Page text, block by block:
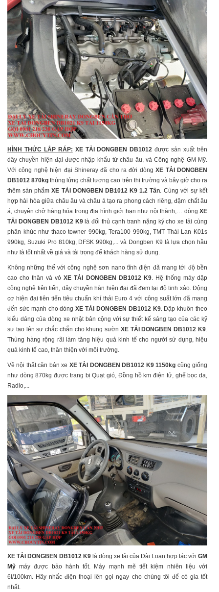
HÌNH THỨC LẮP RÁP: XE TẢI DONGBEN DB1012 được sản xuất trên
dây chuyền hiện đại được nhập khẩu từ châu âu, và Công nghệ GM Mỹ.
Với công nghệ hiện đại Shineray đã cho ra đời dòngXE TẢI DONGBEN
DB1012 870kg thùng lửng chất lượng cao trên thị trường và bây giờ cho ra
thêm sản phẩmXE TẢI DONGBEN DB1012 K9 1.2 Tấn. Cùng với sự kết
hợp hài hòa giữa châu âu và châu á tạo ra phong cách riêng, đậm chất âu
á, chuyên chở hàng hóa trong địa hình giới hạn như nội thành,… dòng XE
TẢI DONGBEN DB1012 K9là đối thủ cạnh tranh nặng ký cho xe tải cùng
phân khúc như thaco towner 990kg, Tera100 990kg, TMT Thái Lan K01s
990kg, Suzuki Pro 810kg, DFSK 990kg,... và Dongben K9 là lựa chọn hầu
như là tốt nhất về giá và tải trọng để khách hàng sử dụng.
Không những thế với công nghệ sơn nano tĩnh điện đã mang tới độ bền
cao cho thân và vỏXE TẢI DONGBEN DB1012 K9. Hệ thống máy dập
công nghệ tiên tiến, dây chuyền hàn hiện đại đã đem lại độ tinh xảo. Động
cơ hiện đại tiên tiến tiêu chuẩn khí thải Euro 4 với công suất lớn đã mang
đến sức mạnh cho dòngXE TẢI DONGBEN DB1012 K9. Dập khuôn theo
kiểu dáng của dòng xe nhật bản cộng với sự thiết kế sáng tạo của các kỹ
sư tạo lên sự chắc chắn cho khung sườn XE TẢI DONGBEN DB1012 K9.
Thùng hàng rộng rãi làm tăng hiệu quả kinh tế cho người sử dụng, hiệu
quả kinh tế cao, thân thiện với môi trường.
Về nội thất căn bản xe XE TẢI DONGBEN DB1012 K9 1150kg cũng giống
như dòng 870kg được trang bị Quạt gió, Đồng hồ km điện tử, ghế bọc da,
Radio,...
XE TẢI DONGBEN DB1012 K9 là dòng xe tải của Đài Loan hợp tác với GM
Mỹ máy được bảo hành tốt. Máy mạnh mẽ tiết kiệm nhiên liệu với
6l/100km. Hãy nhấc điện thoại lên gọi ngay cho chúng tôi để có gia tốt
nhất.